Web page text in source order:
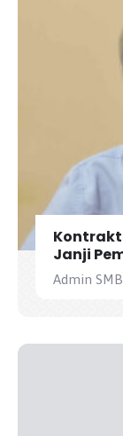
Janji
Utang
Admin